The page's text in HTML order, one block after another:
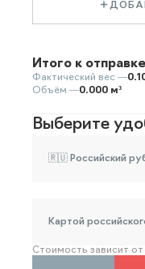
Итого к
Фактический вес —
Объём —0.000 м³
Выберите
🇷🇺 Российский
Картой
Стоимость зависит